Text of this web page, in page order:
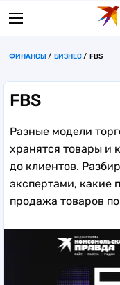
ФИНАНСЫ БИЗНЕС FBS
FBS
Разные модели
хранятся товары и
до клиентов.
экспертами, какие
продажа товаров